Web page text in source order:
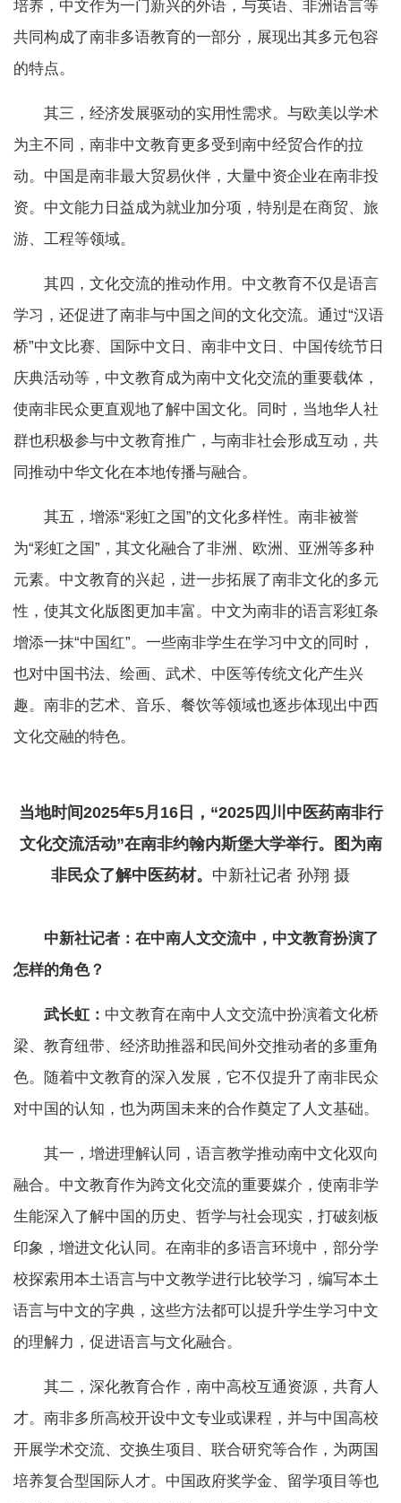
培养，中文作为一门新兴的外语，与英语、非洲语言等
共同构成了南非多语教育的一部分，展现出其多元包容
的特点。
其三，经济发展驱动的实用性需求。与欧美以学术
为主不同，南非中文教育更多受到南中经贸合作的拉
动。中国是南非最大贸易伙伴，大量中资企业在南非投
资。中文能力日益成为就业加分项，特别是在商贸、旅
游、工程等领域。
其四，文化交流的推动作用。中文教育不仅是语言
学习，还促进了南非与中国之间的文化交流。通过“汉语
桥”中文比赛、国际中文日、南非中文日、中国传统节日
庆典活动等，中文教育成为南中文化交流的重要载体，
使南非民众更直观地了解中国文化。同时，当地华人社
群也积极参与中文教育推广，与南非社会形成互动，共
同推动中华文化在本地传播与融合。
其五，增添“彩虹之国”的文化多样性。南非被誉
为“彩虹之国”，其文化融合了非洲、欧洲、亚洲等多种
元素。中文教育的兴起，进一步拓展了南非文化的多元
性，使其文化版图更加丰富。中文为南非的语言彩虹条
增添一抹“中国红”。一些南非学生在学习中文的同时，
也对中国书法、绘画、武术、中医等传统文化产生兴
趣。南非的艺术、音乐、餐饮等领域也逐步体现出中西
文化交融的特色。
当地时间2025年5月16日，“2025四川中医药南非行
文化交流活动”在南非约翰内斯堡大学举行。图为南
非民众了解中医药材。 中新社记者 孙翔 摄
中新社记者：在中南人文交流中，中文教育扮演了
怎样的角色？
武长虹： 中文教育在南中人文交流中扮演着文化桥
梁、教育纽带、经济助推器和民间外交推动者的多重角
色。随着中文教育的深入发展，它不仅提升了南非民众
对中国的认知，也为两国未来的合作奠定了人文基础。
其一，增进理解认同，语言教学推动南中文化双向
融合。中文教育作为跨文化交流的重要媒介，使南非学
生能深入了解中国的历史、哲学与社会现实，打破刻板
印象，增进文化认同。在南非的多语言环境中，部分学
校探索用本土语言与中文教学进行比较学习，编写本土
语言与中文的字典，这些方法都可以提升学生学习中文
的理解力，促进语言与文化融合。
其二，深化教育合作，南中高校互通资源，共育人
才。南非多所高校开设中文专业或课程，并与中国高校
开展学术交流、交换生项目、联合研究等合作，为两国
培养复合型国际人才。中国政府奖学金、留学项目等也